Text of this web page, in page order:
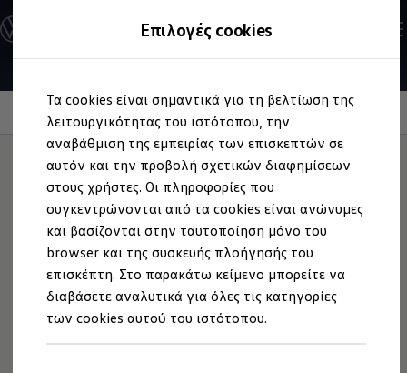
Επιλογές cookies
Τα cookies είναι σημαντικά για τη βελτίωση της
λειτουργικότητας του ιστότοπου, την
αναβάθμιση της εμπειρίας των επισκεπτών σε
αυτόν και την προβολή σχετικών διαφημίσεων
στους χρήστες. Οι πληροφορίες που
συγκεντρώνονται από τα cookies είναι ανώνυμες
και βασίζονται στην ταυτοποίηση μόνο του
browser και της συσκευής πλοήγησής του
επισκέπτη. Στο παρακάτω κείμενο μπορείτε να
διαβάσετε αναλυτικά για όλες τις κατηγορίες
των cookies αυτού του ιστότοπου.
στο
περιεχόμενο
στο
footer
Ανακαλύψτε τα Μοντέλα
Διαμορφώστε το Volkswagen σας
Επαγγελματικά Οχήματα Volkswagen
Ηλεκτρικά & eHybrid μοντέλα
Ηλεκτρικά μοντέλα
ID.3 Neo
Νέο ID. Polo
ID.4
ID.4 GTX
ID.5
ID.5 GTX
ID.7
ID.7 GTX
ID. Buzz
ID. Buzz Cargo
ID. CROSS
eHybrid μοντέλα
Golf GTE
Information
Πλεονεκτήματα της
Εγγύησης Ελαστικών
Προστασία:
Ισχύει για 36 μήνες σε περίπτωση ζημιάς στα
ελαστικά και περιλαμβάνεται στην τιμή κατά